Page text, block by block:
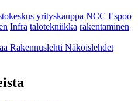
yrityskauppa NCC Espoo
Infra talotekniikka rakentaminen
Rakennuslehti Näköislehdet